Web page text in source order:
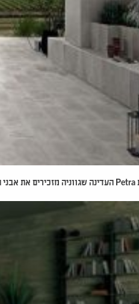
Petra העדינה שגווניה מזכירים את